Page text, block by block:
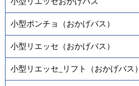
小型ポンチョ（おかげバス）
小型リエッセ（おかげバス）
小型リエッセ_リフト（おかげバス）